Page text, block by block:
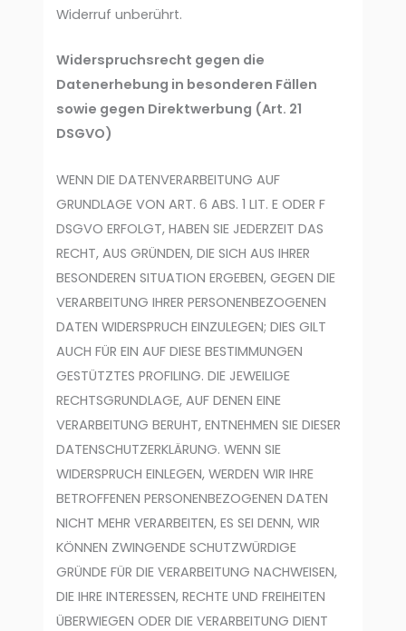
Widerruf unberührt.
Widerspruchsrecht gegen die
Datenerhebung in besonderen Fällen
sowie gegen Direktwerbung (Art. 21
DSGVO)
WENN DIE DATENVERARBEITUNG AUF
GRUNDLAGE VON ART. 6 ABS. 1 LIT. E ODER F
DSGVO ERFOLGT, HABEN SIE JEDERZEIT DAS
RECHT, AUS GRÜNDEN, DIE SICH AUS IHRER
BESONDEREN SITUATION ERGEBEN, GEGEN DIE
VERARBEITUNG IHRER PERSONENBEZOGENEN
DATEN WIDERSPRUCH EINZULEGEN; DIES GILT
AUCH FÜR EIN AUF DIESE BESTIMMUNGEN
GESTÜTZTES PROFILING. DIE JEWEILIGE
RECHTSGRUNDLAGE, AUF DENEN EINE
VERARBEITUNG BERUHT, ENTNEHMEN SIE DIESER
DATENSCHUTZERKLÄRUNG. WENN SIE
WIDERSPRUCH EINLEGEN, WERDEN WIR IHRE
BETROFFENEN PERSONENBEZOGENEN DATEN
NICHT MEHR VERARBEITEN, ES SEI DENN, WIR
KÖNNEN ZWINGENDE SCHUTZWÜRDIGE
GRÜNDE FÜR DIE VERARBEITUNG NACHWEISEN,
DIE IHRE INTERESSEN, RECHTE UND FREIHEITEN
ÜBERWIEGEN ODER DIE VERARBEITUNG DIENT